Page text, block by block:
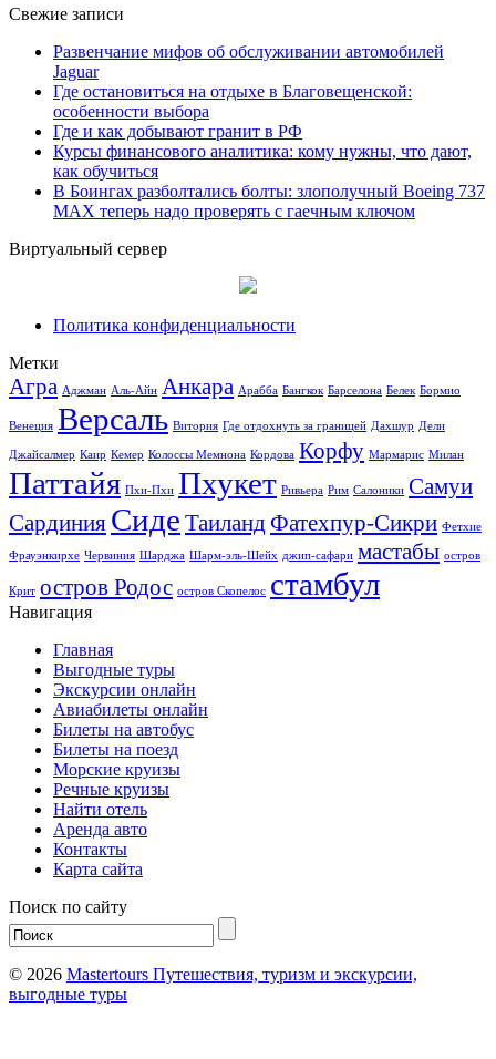
Свежие записи
Развенчание мифов об обслуживании автомобилей
Jaguar
Где остановиться на отдыхе в Благовещенской:
особенности выбора
Где и как добывают гранит в РФ
Курсы финансового аналитика: кому нужны, что дают,
как обучиться
В Боингах разболтались болты: злополучный Boeing 737
MAX теперь надо проверять с гаечным ключом
Виртуальный сервер
Политика конфиденциальности
Метки
Агра Аджман Аль-Айн Анкара Арабба Бангкок Барселона Белек Бормио
Венеция Версаль Витория Где отдохнуть за границей Дахшур Дели
Джайсалмер Каир Кемер Колоссы Мемнона Кордова Корфу Мармарис Милан
Паттайя Пхи-Пхи Пхукет Ривьера Рим Салоники Самуи
Сардиния Сиде ТаиландФатехпур-Сикри Фетхие
Фрауэнкирхе Червиния Шарджа Шарм-эль-Шейх джип-сафари мастабы остров
Крит остров Родос остров Скопелос стамбул
Навигация
Главная
Выгодные туры
Экскурсии онлайн
Авиабилеты онлайн
Билеты на автобус
Билеты на поезд
Морские круизы
Речные круизы
Найти отель
Аренда авто
Контакты
Карта сайта
Поиск по сайту
© 2026 Mastertours Путешествия, туризм и экскурсии,
выгодные туры